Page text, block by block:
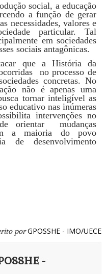
social, a educação
a função de gerar
necessidades, valores e
particular. Tal
em sociedades
sociais antagônicas.
que a História da
no processo de
concretas. No
não é apenas uma
tornar inteligível as
educativo nas inúmeras
intervenções no
orientar mudanças
a maioria do povo
de desenvolvimento
por GPOSSHE - IMO/UECE
-